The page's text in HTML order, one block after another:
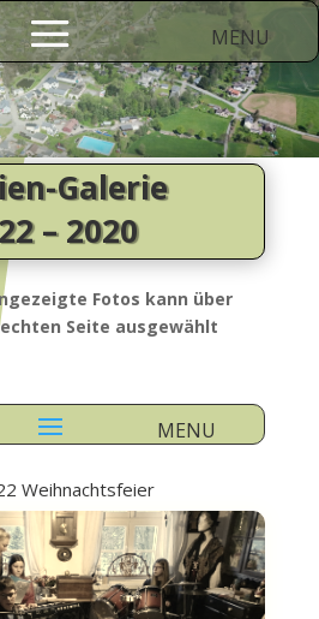
Galerie
– 2020
Fotos kann über
Seite ausgewählt
Weihnachtsfeier